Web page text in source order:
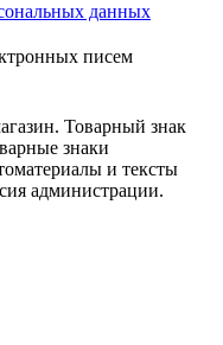
данных
писем
Товарный знак
знаки
и тексты
администрации.